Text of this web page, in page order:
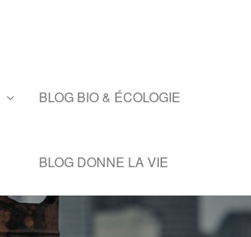
BLOG BIO & ÉCOLOGIE
BLOG DONNE LA VIE